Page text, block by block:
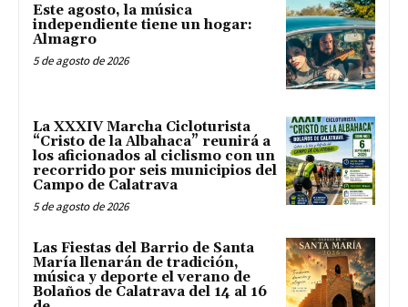
Este agosto, la música
independiente tiene un hogar:
Almagro
5 de agosto de 2026
La XXXIV Marcha Cicloturista
“Cristo de la Albahaca” reunirá a
los aficionados al ciclismo con un
recorrido por seis municipios del
Campo de Calatrava
5 de agosto de 2026
Las Fiestas del Barrio de Santa
María llenarán de tradición,
música y deporte el verano de
Bolaños de Calatrava del 14 al 16